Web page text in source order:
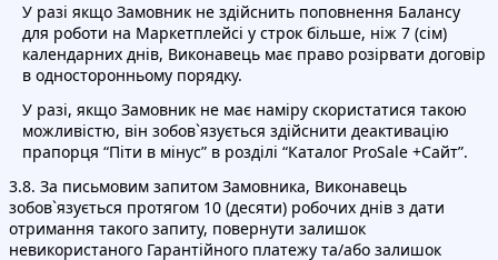
У разі якщо Замовник не здійснить поповнення Балансу
для роботи на Маркетплейсі у строк більше, ніж 7 (сім)
календарних днів, Виконавець має право розірвати договір
в односторонньому порядку.
У разі, якщо Замовник не має наміру скористатися такою
можливістю, він зобов`язується здійснити деактивацію
прапорця “Піти в мінус” в розділі “Каталог ProSale +Сайт”.
3.8. За письмовим запитом Замовника, Виконавець
зобов`язується протягом 10 (десяти) робочих днів з дати
отримання такого запиту, повернути залишок
невикористаного Гарантійного платежу та/або залишок